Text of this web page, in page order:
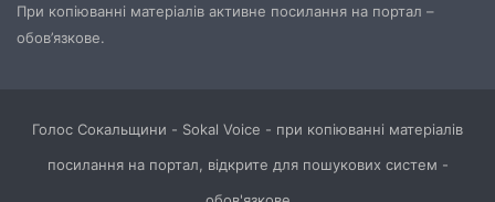
При копіюванні матеріалів активне посилання на портал –
обов’язкове.
Голос Сокальщини - Sokal Voice - при копіюванні матеріалів
посилання на портал, відкрите для пошукових систем -